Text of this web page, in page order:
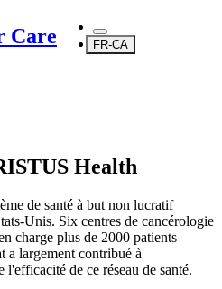
Care FR-CA
Health
de santé à but non lucratif
Unis. Six centres de cancérologie
charge plus de 2000 patients
a largement contribué à
de ce réseau de santé.